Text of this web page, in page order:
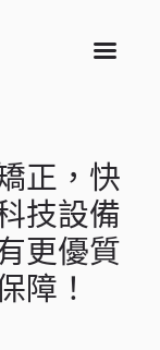
正，快
技設備
更優質
障！